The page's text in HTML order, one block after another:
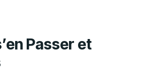
Passer et